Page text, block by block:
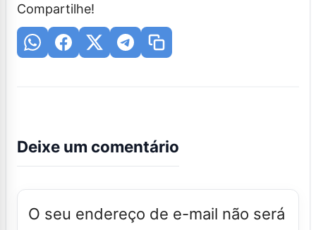
Compartilhe!
Deixe um comentário
O seu endereço de e-mail não será